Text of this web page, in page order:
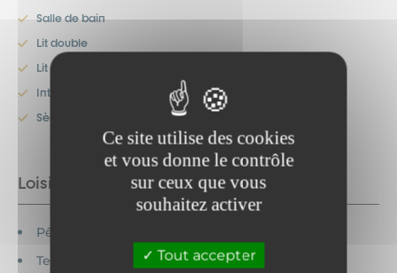
Ce site utilise des cookies
et vous donne le contrôle
sur ceux que vous
souhaitez activer
Tout accepter
Salle de bain
Lit double
Lit superposé
Internet sans fil
Sèche-cheveux
Loisirs à proximité
Pêche
Tennis